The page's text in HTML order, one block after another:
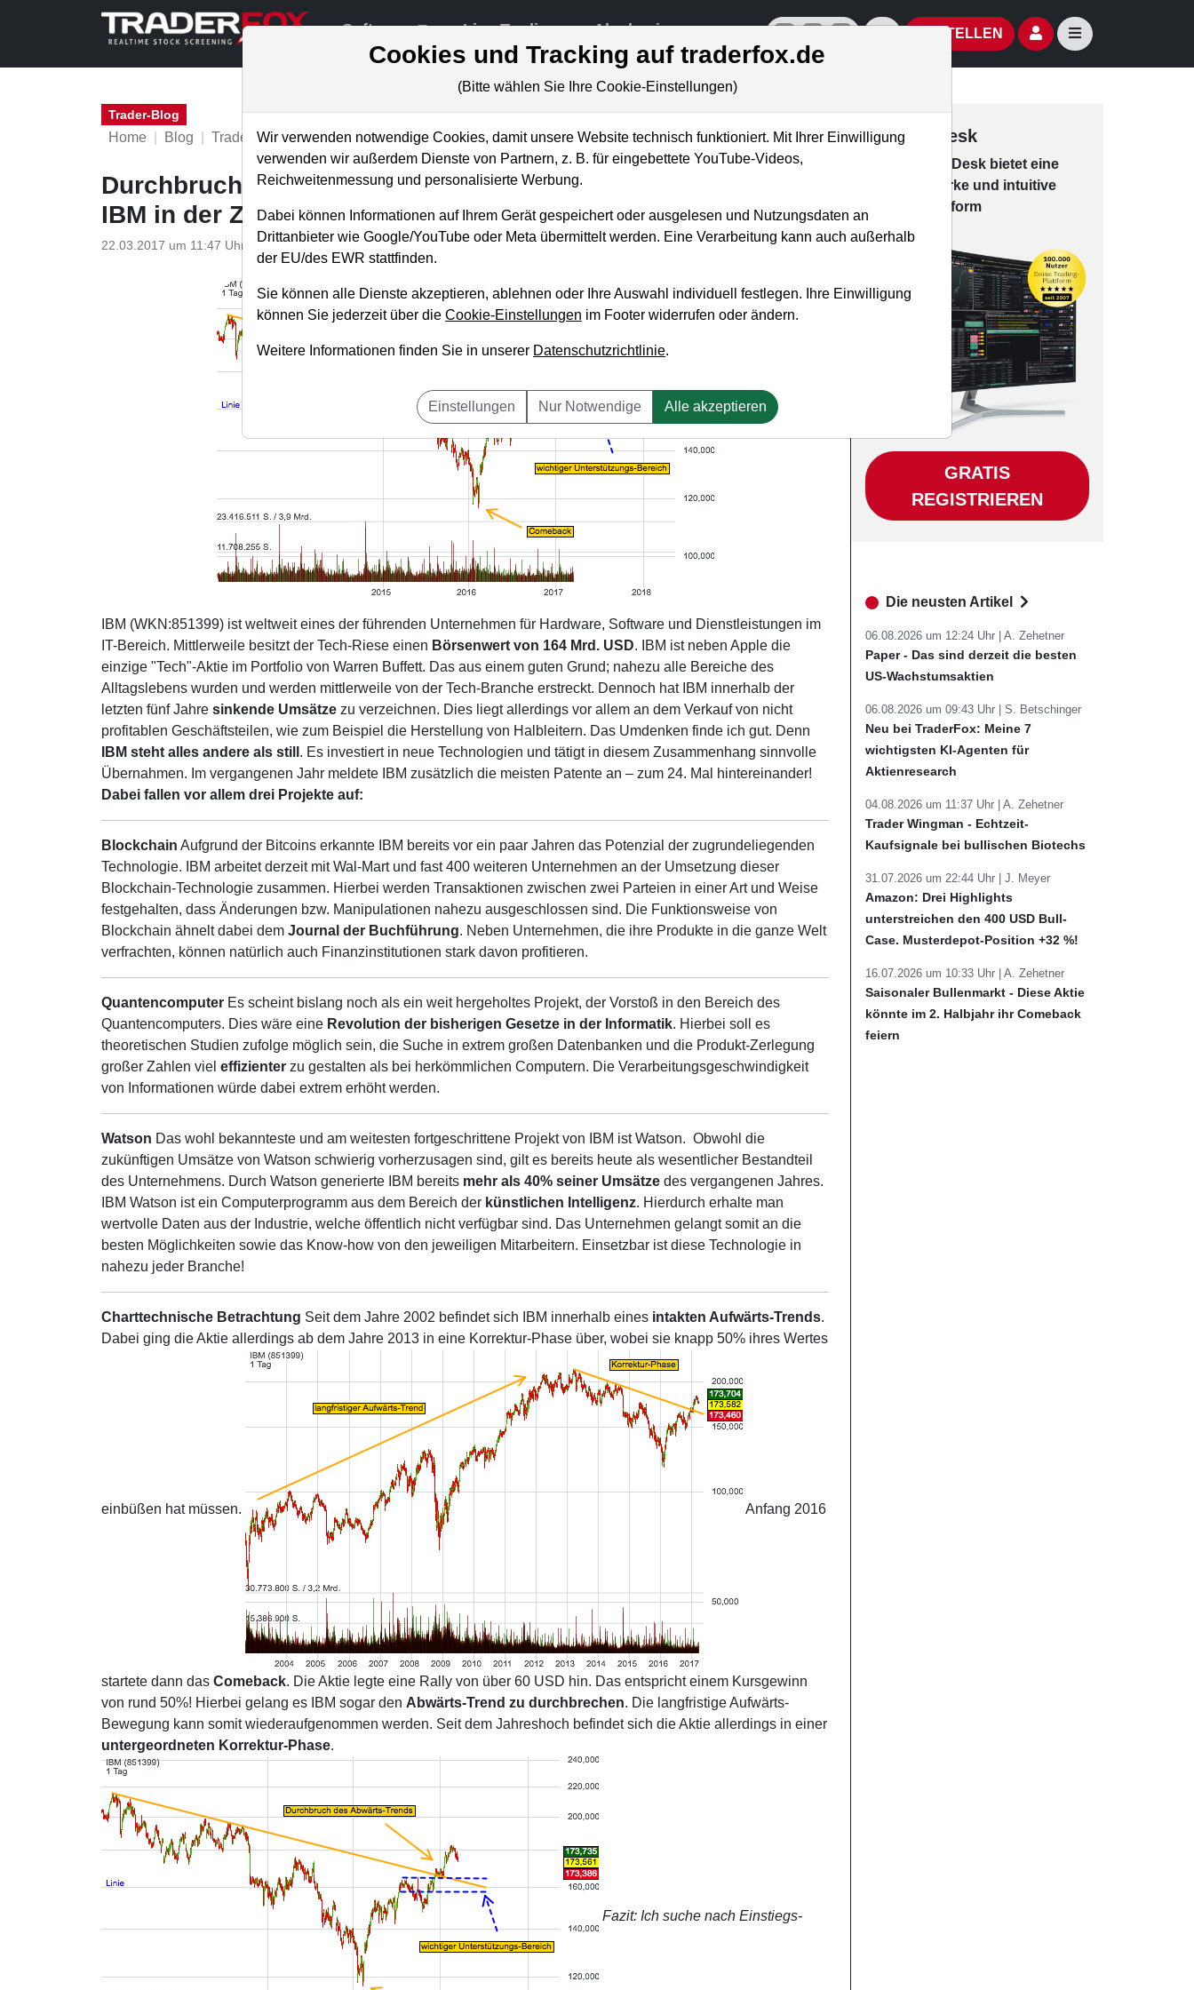
Software Live-Trading Akademie offizielle Social Media-AccountsAktien- und Artikelsuche öffnen
BESTELLEN Seitennavigation
Trader-Blog
Home Blog Trader-Blog
Durchbruch des Abwärts-Trends: Diese 3 Projekte werden
IBM in der Zukunft prägen!
22.03.2017 um 11:47 Uhr P. Uhlschmied
IBM (WKN:851399) ist weltweit eines der führenden Unternehmen für Hardware, Software und Dienstleistungen im
IT-Bereich. Mittlerweile besitzt der Tech-Riese einen Börsenwert von 164 Mrd. USD. IBM ist neben Apple die
einzige "Tech"-Aktie im Portfolio von Warren Buffett. Das aus einem guten Grund; nahezu alle Bereiche des
Alltagslebens wurden und werden mittlerweile von der Tech-Branche erstreckt. Dennoch hat IBM innerhalb der
letzten fünf Jahre sinkende Umsätze zu verzeichnen. Dies liegt allerdings vor allem an dem Verkauf von nicht
profitablen Geschäftsteilen, wie zum Beispiel die Herstellung von Halbleitern. Das Umdenken finde ich gut. Denn
IBM steht alles andere als still . Es investiert in neue Technologien und tätigt in diesem Zusammenhang sinnvolle
Übernahmen. Im vergangenen Jahr meldete IBM zusätzlich die meisten Patente an – zum 24. Mal hintereinander!
Dabei fallen vor allem drei Projekte auf:
Blockchain Aufgrund der Bitcoins erkannte IBM bereits vor ein paar Jahren das Potenzial der zugrundeliegenden
Technologie. IBM arbeitet derzeit mit Wal-Mart und fast 400 weiteren Unternehmen an der Umsetzung dieser
Blockchain-Technologie zusammen. Hierbei werden Transaktionen zwischen zwei Parteien in einer Art und Weise
festgehalten, dass Änderungen bzw. Manipulationen nahezu ausgeschlossen sind. Die Funktionsweise von
Blockchain ähnelt dabei dem Journal der Buchführung. Neben Unternehmen, die ihre Produkte in die ganze Welt
verfrachten, können natürlich auch Finanzinstitutionen stark davon profitieren.
Quantencomputer Es scheint bislang noch als ein weit hergeholtes Projekt, der Vorstoß in den Bereich des
Quantencomputers. Dies wäre eine Revolution der bisherigen Gesetze in der Informatik. Hierbei soll es
theoretischen Studien zufolge möglich sein, die Suche in extrem großen Datenbanken und die Produkt-Zerlegung
großer Zahlen viel effizienter zu gestalten als bei herkömmlichen Computern. Die Verarbeitungsgeschwindigkeit
von Informationen würde dabei extrem erhöht werden.
Watson Das wohl bekannteste und am weitesten fortgeschrittene Projekt von IBM ist Watson. Obwohl die
zukünftigen Umsätze von Watson schwierig vorherzusagen sind, gilt es bereits heute als wesentlicher Bestandteil
des Unternehmens. Durch Watson generierte IBM bereits mehr als 40% seiner Umsätze des vergangenen Jahres.
IBM Watson ist ein Computerprogramm aus dem Bereich der künstlichen Intelligenz. Hierdurch erhalte man
wertvolle Daten aus der Industrie, welche öffentlich nicht verfügbar sind. Das Unternehmen gelangt somit an die
besten Möglichkeiten sowie das Know-how von den jeweiligen Mitarbeitern. Einsetzbar ist diese Technologie in
nahezu jeder Branche!
Charttechnische Betrachtung Seit dem Jahre 2002 befindet sich IBM innerhalb eines intakten Aufwärts-Trends.
Dabei ging die Aktie allerdings ab dem Jahre 2013 in eine Korrektur-Phase über, wobei sie knapp 50% ihres Wertes
einbüßen hat müssen. Anfang 2016
startete dann das Comeback. Die Aktie legte eine Rally von über 60 USD hin. Das entspricht einem Kursgewinn
von rund 50%! Hierbei gelang es IBM sogar den Abwärts-Trend zu durchbrechen. Die langfristige Aufwärts-
Bewegung kann somit wiederaufgenommen werden. Seit dem Jahreshoch befindet sich die Aktie allerdings in einer
untergeordneten Korrektur-Phase.
Fazit: Ich suche nach Einstiegs-
Trading-Desk
Desk bie­tet eine
leis­tungs­star­ke und in­tui­tive
Han­dels­platt­form
GRATIS
REGISTRIEREN
Die neusten Artikel
06.08.2026 um 12:24 Uhr | A. Zehetner
Paper - Das sind derzeit die besten
US-Wachstumsaktien
06.08.2026 um 09:43 Uhr | S. Betschinger
Neu bei TraderFox: Meine 7
wichtigsten KI-Agenten für
Aktienresearch
04.08.2026 um 11:37 Uhr | A. Zehetner
Trader Wingman - Echtzeit-
Kaufsignale bei bullischen Biotechs
31.07.2026 um 22:44 Uhr | J. Meyer
Amazon: Drei Highlights
unterstreichen den 400 USD Bull-
Case. Musterdepot-Position +32 %!
16.07.2026 um 10:33 Uhr | A. Zehetner
Saisonaler Bullenmarkt - Diese Aktie
könnte im 2. Halbjahr ihr Comeback
feiern
Cookies und Tracking auf traderfox.de
(Bitte wählen Sie Ihre Cookie-Einstellungen)
Wir verwenden notwendige Cookies, damit unsere Website technisch funktioniert. Mit Ihrer Einwilligung
verwenden wir außerdem Dienste von Partnern, z. B. für eingebettete YouTube-Videos,
Reichweitenmessung und personalisierte Werbung.
Dabei können Informationen auf Ihrem Gerät gespeichert oder ausgelesen und Nutzungsdaten an
Drittanbieter wie Google/YouTube oder Meta übermittelt werden. Eine Verarbeitung kann auch außerhalb
der EU/des EWR stattfinden.
Sie können alle Dienste akzeptieren, ablehnen oder Ihre Auswahl individuell festlegen. Ihre Einwilligung
können Sie jederzeit über die Cookie-Einstellungen im Footer widerrufen oder ändern.
Weitere Informationen finden Sie in unserer Datenschutzrichtlinie.
Einstellungen Nur Notwendige Alle akzeptieren